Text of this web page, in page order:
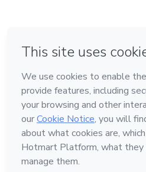
Hecho con❤ en Ciudad de México
Conoce Hotmart
Idioma
Español